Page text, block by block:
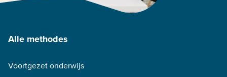
Alle methodes
Voortgezet onderwijs